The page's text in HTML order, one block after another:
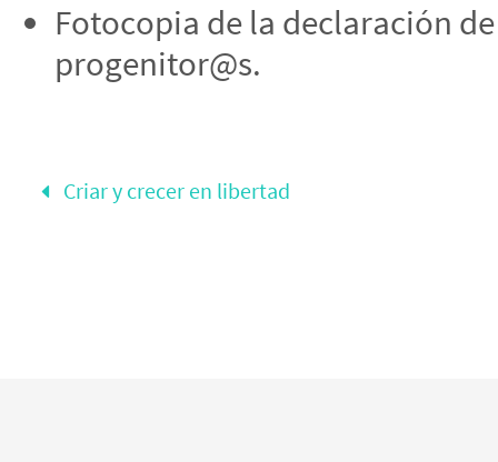
Fotocopia de la declaración
progenitor@s.
Criar y crecer en libertad